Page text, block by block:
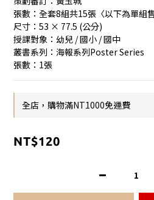
張數：全套8組共15張〈以下為單組售
尺寸：53 × 77.5 (公分)
授課對象：幼兒 / 國小 / 國中
叢書系列：海報系列Poster Series
張數：1張
全店，購物滿NT1000免運費
NT$120